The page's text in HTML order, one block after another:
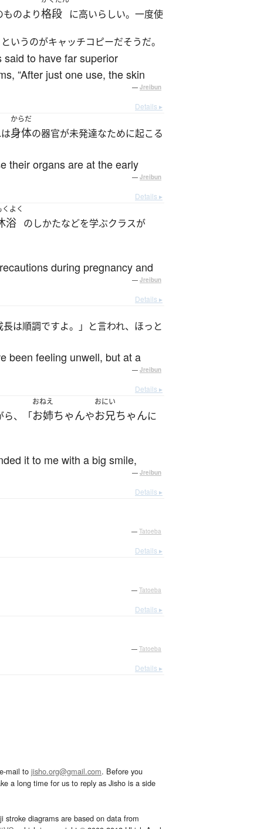
ものより格段 に高いらしい。一度使
いうのがキャッチコピーだそうだ。
to have far superior
“After just one use, the skin
— Jreibun
Details ▸
からだ
身体の器官が未発達なために起こる
their organs are at the early
— Jreibun
Details ▸
くよく
浴 のしかたなどを学ぶクラスが
during pregnancy and
— Jreibun
Details ▸
は順調ですよ。」と言われ、ほっと
been feeling unwell, but at a
— Jreibun
Details ▸
ら、「
おねえ
お姉ちゃんや
おにい
お兄ちゃんに
it to me with a big smile,
— Jreibun
Details ▸
— Tatoeba
Details ▸
— Tatoeba
Details ▸
— Tatoeba
Details ▸
mail to jisho.org@gmail.com. Before you
a long time for us to reply as Jisho is a side
stroke diagrams are based on data from